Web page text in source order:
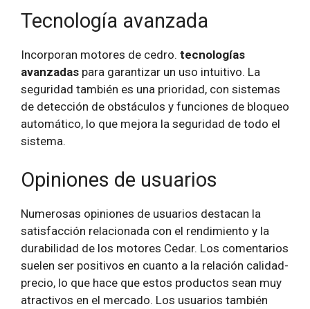
Tecnología avanzada
Incorporan motores de cedro. tecnologías
avanzadas para garantizar un uso intuitivo. La
seguridad también es una prioridad, con sistemas
de detección de obstáculos y funciones de bloqueo
automático, lo que mejora la seguridad de todo el
sistema.
Opiniones de usuarios
Numerosas opiniones de usuarios destacan la
satisfacción relacionada con el rendimiento y la
durabilidad de los motores Cedar. Los comentarios
suelen ser positivos en cuanto a la relación calidad-
precio, lo que hace que estos productos sean muy
atractivos en el mercado. Los usuarios también